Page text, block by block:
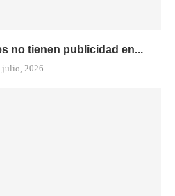
no tienen publicidad en...
julio, 2026